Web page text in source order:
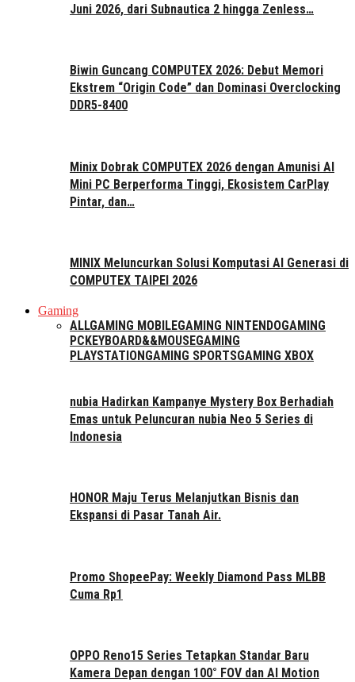
Juni 2026, dari Subnautica 2 hingga Zenless…
Biwin Guncang COMPUTEX 2026: Debut Memori
Ekstrem “Origin Code” dan Dominasi Overclocking
DDR5-8400
Minix Dobrak COMPUTEX 2026 dengan Amunisi AI
Mini PC Berperforma Tinggi, Ekosistem CarPlay
Pintar, dan…
MINIX Meluncurkan Solusi Komputasi AI Generasi di
COMPUTEX TAIPEI 2026
Gaming
ALLGAMING MOBILEGAMING NINTENDOGAMING
PCKEYBOARD&&MOUSEGAMING
PLAYSTATIONGAMING SPORTSGAMING XBOX
nubia Hadirkan Kampanye Mystery Box Berhadiah
Emas untuk Peluncuran nubia Neo 5 Series di
Indonesia
HONOR Maju Terus Melanjutkan Bisnis dan
Ekspansi di Pasar Tanah Air.
Promo ShopeePay: Weekly Diamond Pass MLBB
Cuma Rp1
OPPO Reno15 Series Tetapkan Standar Baru
Kamera Depan dengan 100° FOV dan AI Motion